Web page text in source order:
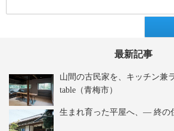
最新記事
山間の古民家を、キッチン兼
table（青梅市）
生まれ育った平屋へ、― 終の